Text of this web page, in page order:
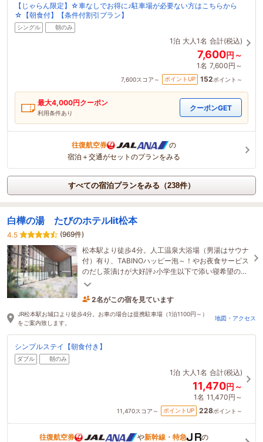
【じゃらん限定】☆車なしでお得に♪駐車場が必要ない方はこちらから
☆【朝食付】【条件付割引プラン】
シングル 朝のみ
1泊 大人1名 合計(税込)
7,600円～
1名 7,600円～
7,600スコア～ ポイントUP 152ポイント～
最大4,000円クーポン
利用条件あり
クーポンGET
往復航空券
の
宿泊＋交通がセットのプランをみる
すべての宿泊プランをみる（238件）
白樺の湯 たびのホテルlit松本
4.5
(969件)
松本駅より徒歩4分。人工温泉大浴場（男湯はサウナ
付）有り、TABINOハッピー泡～！やお夜食サービス
のだし茶漬けが大好評♪小学生以下で添い寝希望の場
合は、幼児（食事布団なし）に入力してください。
2名がこの宿を見ています
1時間前に予約されました
JR松本駅お城口より徒歩4分。お車の場合は提携駐車場（1泊1100円～）
をご案内致します。
地図・アクセス
シンプルステイ【朝食付き】
ダブル 朝のみ
1泊 大人1名 合計(税込)
11,470円～
1名 11,470円～
11,470スコア～ ポイントUP 228ポイント～
往復航空券 や新幹線・特急
の